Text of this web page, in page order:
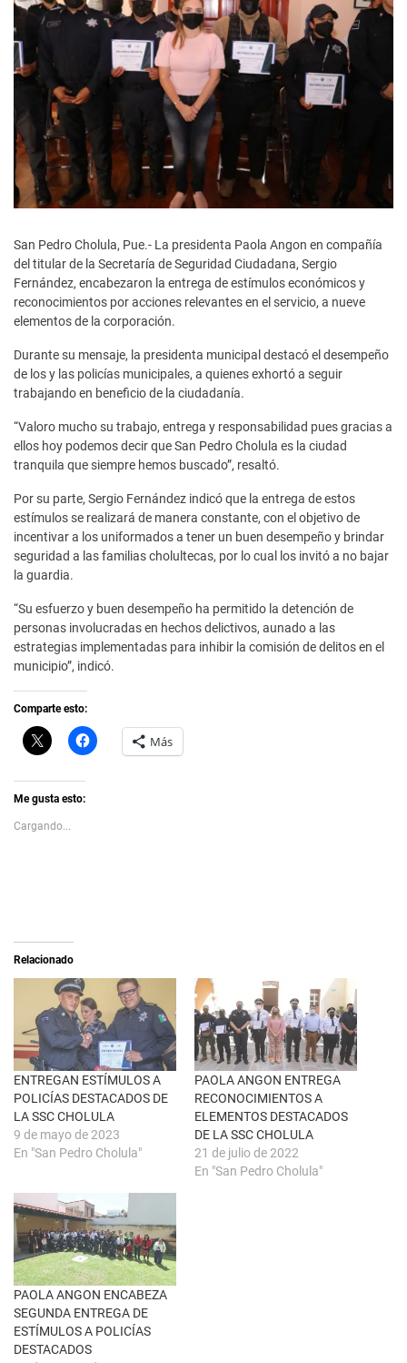
San Pedro Cholula, Pue.- La presidenta Paola Angon en compañía
del titular de la Secretaría de Seguridad Ciudadana, Sergio
Fernández, encabezaron la entrega de estímulos económicos y
reconocimientos por acciones relevantes en el servicio, a nueve
elementos de la corporación.
Durante su mensaje, la presidenta municipal destacó el desempeño
de los y las policías municipales, a quienes exhortó a seguir
trabajando en beneficio de la ciudadanía.
“Valoro mucho su trabajo, entrega y responsabilidad pues gracias a
ellos hoy podemos decir que San Pedro Cholula es la ciudad
tranquila que siempre hemos buscado”, resaltó.
Por su parte, Sergio Fernández indicó que la entrega de estos
estímulos se realizará de manera constante, con el objetivo de
incentivar a los uniformados a tener un buen desempeño y brindar
seguridad a las familias cholultecas, por lo cual los invitó a no bajar
la guardia.
“Su esfuerzo y buen desempeño ha permitido la detención de
personas involucradas en hechos delictivos, aunado a las
estrategias implementadas para inhibir la comisión de delitos en el
municipio”, indicó.
Comparte esto:
C
l
k
t
s
h
e
b
r
n
u
n
a
v
e
n
t
a
n
a
n
u
H
a
e
F
a
c
e
b
o
o
k
(
S
e
a
b
r
n
a
v
e
n
t
a
n
a
n
u
e
v
Más
Me gusta esto:
Cargando...
Relacionado
ENTREGAN ESTÍMULOS A
POLICÍAS DESTACADOS DE
LA SSC CHOLULA
9 de mayo de 2023
En "San Pedro Cholula"
PAOLA ANGON ENTREGA
RECONOCIMIENTOS A
ELEMENTOS DESTACADOS
DE LA SSC CHOLULA
21 de julio de 2022
En "San Pedro Cholula"
PAOLA ANGON ENCABEZA
SEGUNDA ENTREGA DE
ESTÍMULOS A POLICÍAS
DESTACADOS